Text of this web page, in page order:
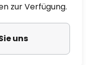
zur Verfügung.
uns